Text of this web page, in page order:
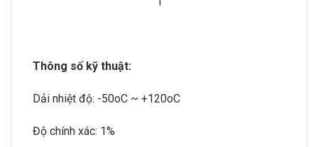
Thông số kỹ thuật:
Dải nhiệt độ: -50oC ~ +120oC
Độ chính xác: 1%